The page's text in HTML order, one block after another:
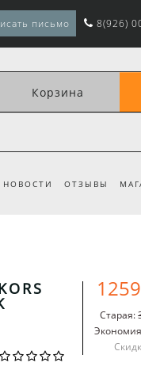
письмо 8(926)
Корзина
НОВОСТИ ОТЗЫВЫ
Старая: